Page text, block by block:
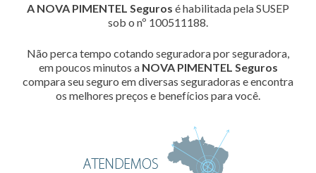
A NOVA PIMENTEL Seguros é habilitada pela SUSEP
sob o nº 100511188.
Não perca tempo cotando seguradora por seguradora,
em poucos minutos a NOVA PIMENTEL Seguros
compara seu seguro em diversas seguradoras e encontra
os melhores preços e benefícios para você.